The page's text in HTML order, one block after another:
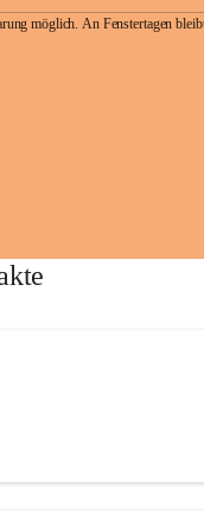
möglich. An Fenstertagen